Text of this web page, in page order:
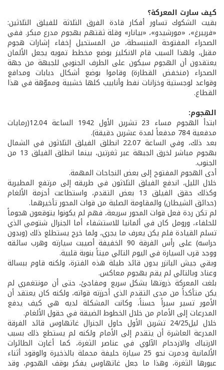
كيف سارت المعركة؟
بقيت الشكوك تساور أفكار قادة الفرق الثلاثة للفيلق الثلاثين:
«فريبرغ»، «مورشيدو»، «بيانار» وقلة ثقتهم بهجوم مدرع مبكر. ففي
الصحراء المفتوحة المنبسطة، من المستحيل إخفاء إشارات هجوم
مقبل، ولهذا السبب قام الانكليز بوضع مخطط تمويه يجعل الألمان
يعتقدون أن الهجوم سيكون على الطرف الجنوبي للجبهة من جهة
الصحراء (منخفض القطارة) وقاموا بوضع أشكال دبابات ومدافع
وقواعد لوجستية وخزانات نفط وأنابيب كلها خشبية ومموّهة في هذا
القطاع.
الهجوم:
ابتدأ الهجوم مساء 23 تشرين الأول 1942 الساعة 12.04(رمايات
مدفعية 784 مدفعاً لمدة عشرين دقيقة).
بعد ذلك، وفي الساعة 22.07 انطلق الفيلق الثلاثون في الشمال
بهجوم مباشر لخرق الجبهة عبر ثغرتين، بينما انطلق الفيلق 13 من
الجنوب.
أدى الهجوم المفتوح إلى بعض النجاحات المهمة.
خلال الليل، اندفع الفيلق الثلاثون في طريقه إلى مرتفع المطيرية
وكذلك حقق الفيلق 13 بعض التقدم، واستطاعت أحزمة الألغام
(حدائق الشيطان) والمقاومة الصلبة من قوات المحور تأخيرهما.
لم تكن ردة فعل قوات المحور سريعة، فهم لم يكونوا يتوقعون هجوماً
للحلفاء، ورومل كان في ألمانيا للاستشفاء أما الجنرال شتومي الذي
تسلم القيادة فلم يكن يعرف ما يجري، ولما خرج يستطلع ذلك (وبدون
حراسه) على رأس الفرقة 90 الخفيفة أصيبت سيارته وهرب سائقه
ووجد قرب السيارة في اليوم التالي ميتاً بنوبة قلبية.
وبقي جيش البانزر بدون قائد طيلة هذه الفترة، ولكنه قاوم ببسالة
وعناد وبالتالي لم يقم بهجوم معاكس.
بلغت المعركة ذروتها بشكل سريع ومفاجئ، حتى أن مونتغمري لم
يكن متأكداً من مدى التقدم الذي أحرزته قواته، ولكنه كان يعتقد أن
الأمور تسير سيراً حسناً، وكانت المشكلة لديه هي كيف يدفع
المدرعات إلى الأمام من خلال الخطوط الضيقة في حقول الألغام.
خلال ليل24/25 تشرين الأول حاول الجنرال غاتهاوس قائد الفرقة
المدرعة العاشرة أن يتقدم إلى الأمام ولكنه لم يستطع ذلك بسبب
الارتباك والازدحام الآلوي في عناصر الثغرة، كما أغارت الطائرات
الألمانية ودمرت نحو 25 سيارة حليفة محملة بالذخيرة والوقود أثناء
عبورها الثغرة، وهذا ما جعل غاتهاوس يفكر بوقف الهجوم، وقد